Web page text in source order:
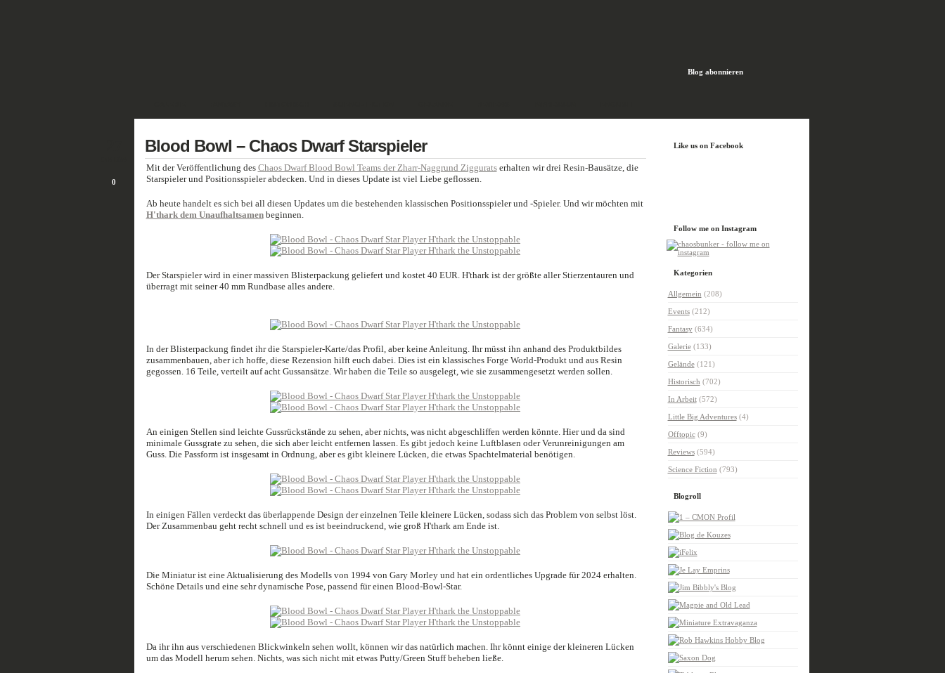
Blog abonnieren
0
Blood Bowl – Chaos Dwarf Starspieler
Mit der Veröffentlichung des Chaos Dwarf Blood Bowl Teams der Zharr-Naggrund Zigguratserhalten wir drei Resin-Bausätze, die
Starspieler und Positionsspieler abdecken. Und in dieses Update ist viel Liebe geflossen.
Ab heute handelt es sich bei all diesen Updates um die bestehenden klassischen Positionsspieler und -Spieler. Und wir möchten mit
H'thark dem Unaufhaltsamenbeginnen.
Der Starspieler wird in einer massiven Blisterpackung geliefert und kostet 40 EUR. H'thark ist der größte aller Stierzentauren und
überragt mit seiner 40 mm Rundbase alles andere.
In der Blisterpackung findet ihr die Starspieler-Karte/das Profil, aber keine Anleitung. Ihr müsst ihn anhand des Produktbildes
zusammenbauen, aber ich hoffe, diese Rezension hilft euch dabei. Dies ist ein klassisches Forge World-Produkt und aus Resin
gegossen. 16 Teile, verteilt auf acht Gussansätze. Wir haben die Teile so ausgelegt, wie sie zusammengesetzt werden sollen.
An einigen Stellen sind leichte Gussrückstände zu sehen, aber nichts, was nicht abgeschliffen werden könnte. Hier und da sind
minimale Gussgrate zu sehen, die sich aber leicht entfernen lassen. Es gibt jedoch keine Luftblasen oder Verunreinigungen am
Guss. Die Passform ist insgesamt in Ordnung, aber es gibt kleinere Lücken, die etwas Spachtelmaterial benötigen.
In einigen Fällen verdeckt das überlappende Design der einzelnen Teile kleinere Lücken, sodass sich das Problem von selbst löst.
Der Zusammenbau geht recht schnell und es ist beeindruckend, wie groß H'thark am Ende ist.
Die Miniatur ist eine Aktualisierung des Modells von 1994 von Gary Morley und hat ein ordentliches Upgrade für 2024 erhalten.
Schöne Details und eine sehr dynamische Pose, passend für einen Blood-Bowl-Star.
Da ihr ihn aus verschiedenen Blickwinkeln sehen wollt, können wir das natürlich machen. Ihr könnt einige der kleineren Lücken
um das Modell herum sehen. Nichts, was sich nicht mit etwas Putty/Green Stuff beheben ließe.
Like us on Facebook
Follow me on Instagram
Kategorien
Allgemein (208)
Events(212)
Fantasy(634)
Galerie(133)
Gelände(121)
Historisch (702)
In Arbeit(572)
Little Big Adventures(4)
Offtopic(9)
Reviews(594)
Science Fiction (793)
Blogroll